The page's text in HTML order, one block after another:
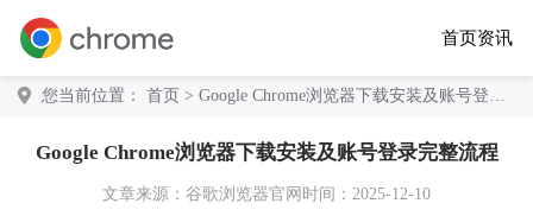
首页资讯
您当前位置： 首页 > Google Chrome浏览器下载安装及账号登录
Google Chrome浏览器下载安装及账号登录完整流程
文章来源： 谷歌浏览器官网 时间：2025-12-10